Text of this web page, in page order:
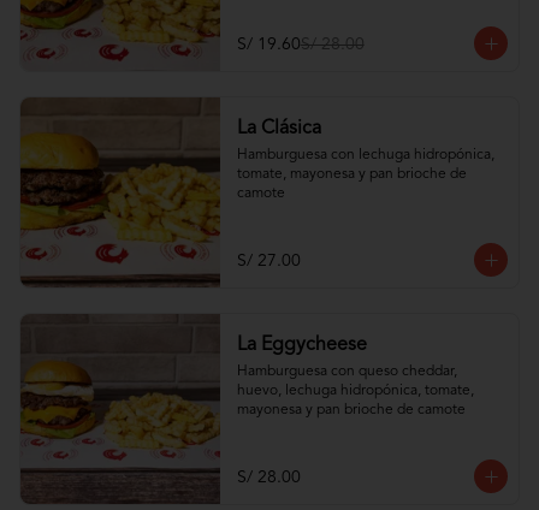
S/ 19.60S/ 28.00
La Clásica
Hamburguesa con lechuga hidropónica,
tomate, mayonesa y pan brioche de
camote
S/ 27.00
La Eggycheese
Hamburguesa con queso cheddar,
huevo, lechuga hidropónica, tomate,
mayonesa y pan brioche de camote
S/ 28.00